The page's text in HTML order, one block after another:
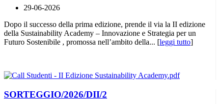
29-06-2026
Dopo il successo della prima edizione, prende il via la II edizione
della Sustainability Academy – Innovazione e Strategia per un
Futuro Sostenibile , promossa nell’ambito della... [leggi tutto]
SORTEGGIO/2026/DII/2